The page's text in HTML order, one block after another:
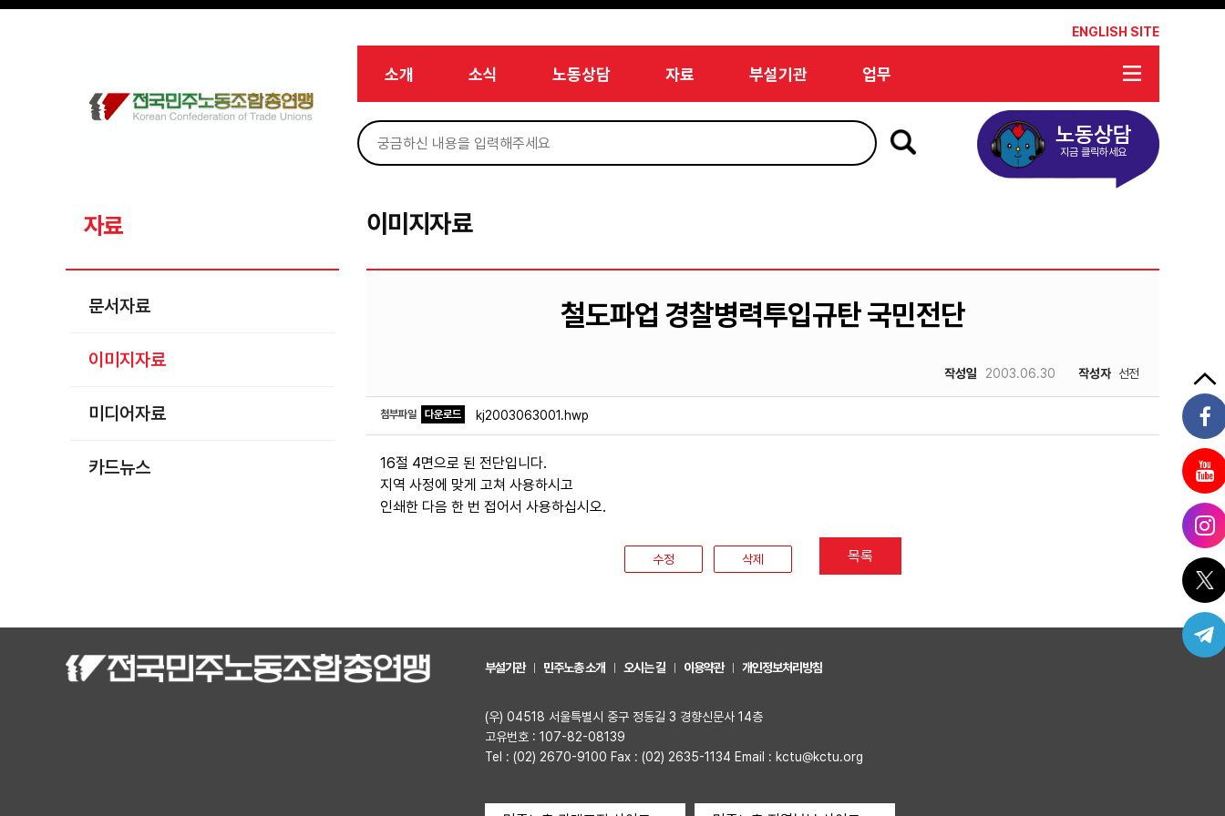
메뉴 건너뛰기
ENGLISH SITE
소개 소식 노동상담 자료 부설기관 업무
노동상담
지금 클릭하세요
자료
문서자료
이미지자료
미디어자료
카드뉴스
이미지자료
철도파업 경찰병력투입규탄 국민전단
작성일 2003.06.30 작성자 선전
첨부파일 다운로드 kj2003063001.hwp
16절 4면으로 된 전단입니다.
지역 사정에 맞게 고쳐 사용하시고
인쇄한 다음 한 번 접어서 사용하십시오.
수정 삭제 목록
부설기관 민주노총 소개 오시는 길 이용약관 개인정보처리방침
(우) 04518 서울특별시 중구 정동길 3 경향신문사 14층
고유번호 : 107-82-08139
Tel : (02) 2670-9100 Fax : (02) 2635-1134 Email : kctu@kctu.org
Sketchbook5, 스케치북5